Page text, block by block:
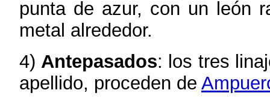
punta de azur, con un león
metal alrededor.
4) Antepasados: los tres
apellido, proceden de